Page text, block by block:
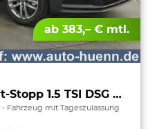
ab 383,– € mtl.
Comfortline BMT/Start-Stopp 1.5 TSI DSG Comfortline, 7-Sitzer, AHK, Navi, Kamera, Side, Winter, 3 J.-Garantie
Fahrzeug mit Tageszulassung